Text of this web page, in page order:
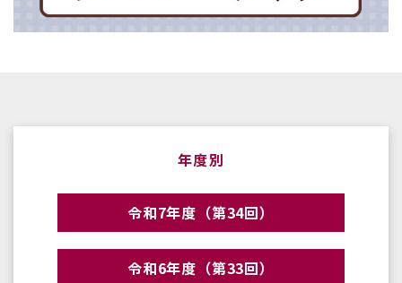
年度別
令和7年度（第34回）
令和6年度（第33回）